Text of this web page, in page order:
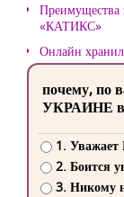
Преимущества
«КАТИКС»
Онлайн
почему, по
УКРАИНЕ в
1. Уважает
2. Боится
3. Никому